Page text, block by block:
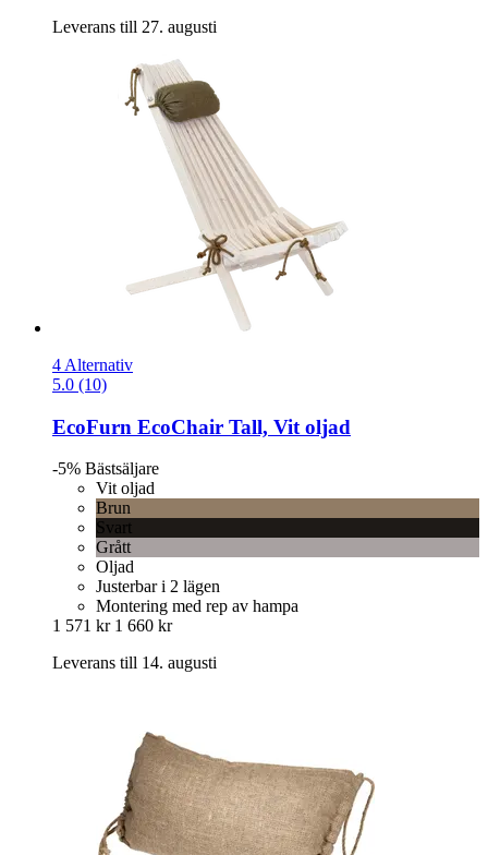
Leverans till 27. augusti
4 Alternativ
5.0 (10)
EcoFurn EcoChair Tall, Vit oljad
-5% Bästsäljare
Vit oljad
Brun
Svart
Grått
Oljad
Justerbar i 2 lägen
Montering med rep av hampa
1 571 kr 1 660 kr
Leverans till 14. augusti